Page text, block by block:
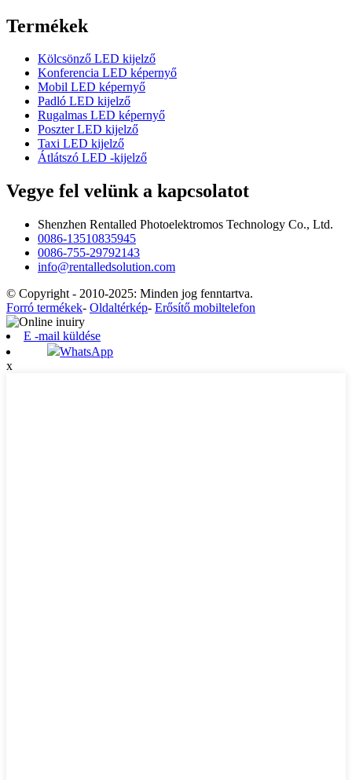
Termékek
Kölcsönző LED kijelző
Konferencia LED képernyő
Mobil LED képernyő
Padló LED kijelző
Rugalmas LED képernyő
Poszter LED kijelző
Taxi LED kijelző
Átlátszó LED -kijelző
Vegye fel velünk a kapcsolatot
Shenzhen Rentalled Photoelektromos Technology Co., Ltd.
0086-13510835945
0086-755-29792143
info@rentalledsolution.com
© Copyright - 2010-2025: Minden jog fenntartva.
Forró termékek- Oldaltérkép- Erősítő mobiltelefon
E -mail küldése
WhatsApp
x